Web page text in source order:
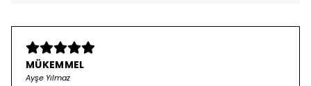
MÜKEMMEL
Ayşe Yılmaz